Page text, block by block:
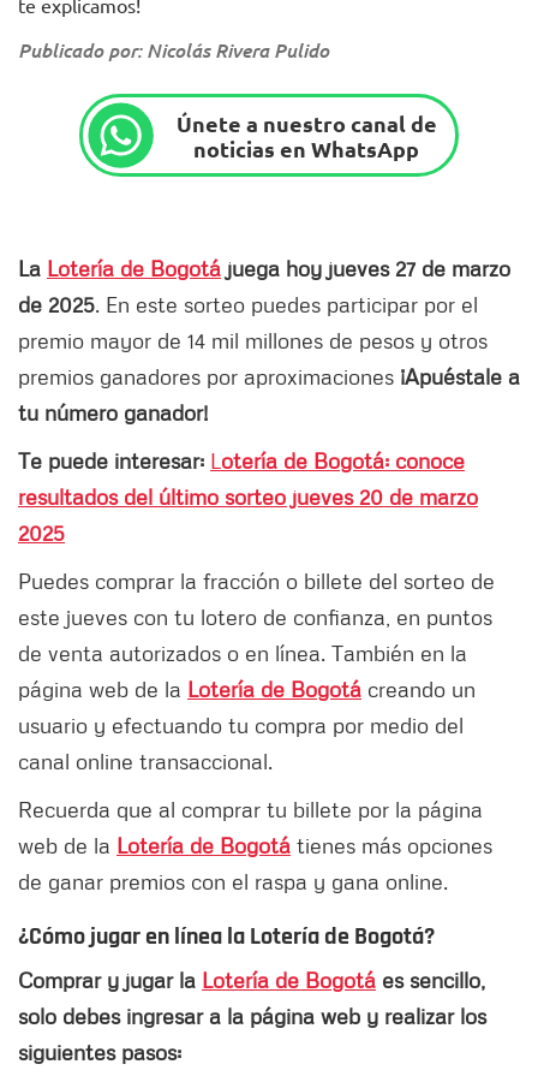
te explicamos!
Publicado por: Nicolás Rivera Pulido
Únete a nuestro canal de
noticias en WhatsApp
La Lotería de Bogotá juega hoy jueves 27 de marzo
de 2025. En este sorteo puedes participar por el
premio mayor de 14 mil millones de pesos y otros
premios ganadores por aproximaciones ¡Apuéstale a
tu número ganador!
Te puede interesar: L otería de Bogotá: conoce
resultados del último sorteo jueves 20 de marzo
2025
Puedes comprar la fracción o billete del sorteo de
este jueves con tu lotero de confianza, en puntos
de venta autorizados o en línea. También en la
página web de la Lotería de Bogotá creando un
usuario y efectuando tu compra por medio del
canal online transaccional.
Recuerda que al comprar tu billete por la página
web de la Lotería de Bogotá tienes más opciones
de ganar premios con el raspa y gana online.
¿Cómo jugar en línea la Lotería de Bogotá?
Comprar y jugar la Lotería de Bogotá es sencillo,
solo debes ingresar a la página web y realizar los
siguientes pasos: